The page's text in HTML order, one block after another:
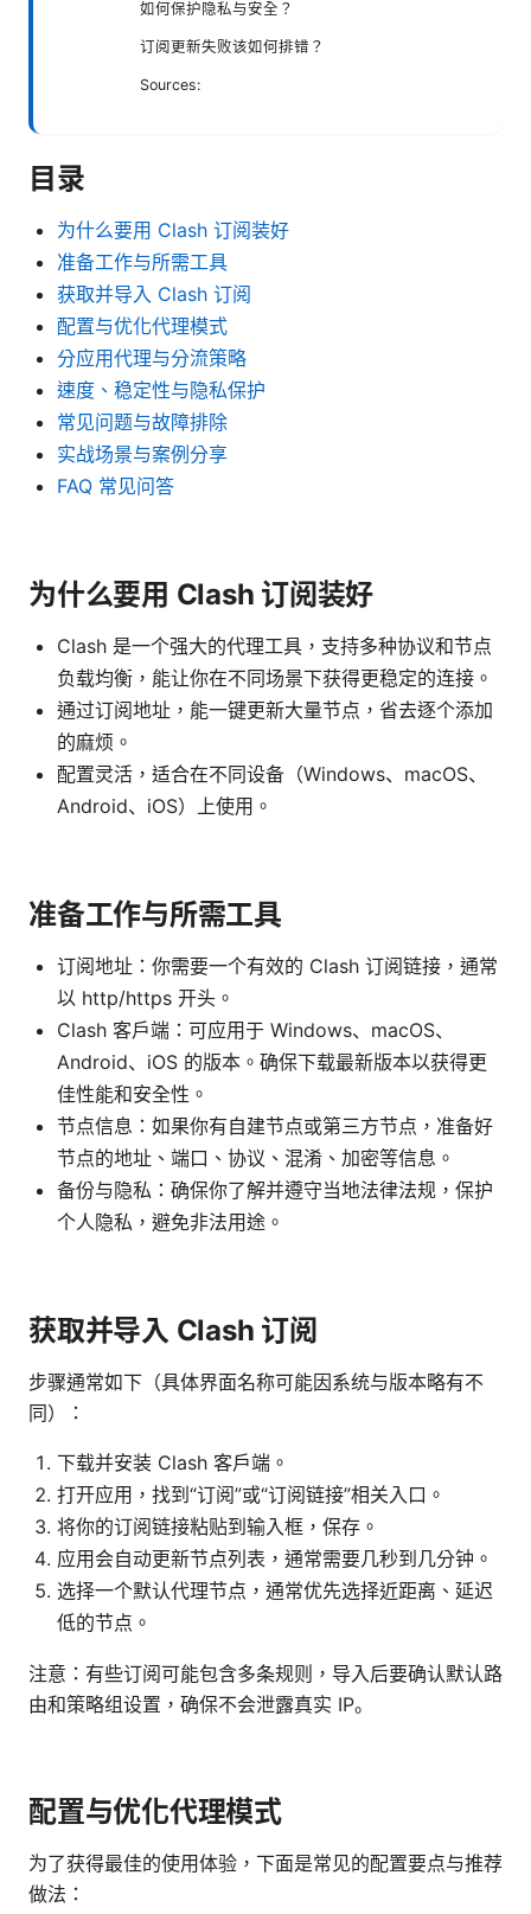
如何保护隐私与安全？
订阅更新失败该如何排错？
Sources:
目录
为什么要用 Clash 订阅装好
准备工作与所需工具
获取并导入 Clash 订阅
配置与优化代理模式
分应用代理与分流策略
速度、稳定性与隐私保护
常见问题与故障排除
实战场景与案例分享
FAQ 常见问答
为什么要用 Clash 订阅装好
Clash 是一个强大的代理工具，支持多种协议和节点
负载均衡，能让你在不同场景下获得更稳定的连接。
通过订阅地址，能一键更新大量节点，省去逐个添加
的麻烦。
配置灵活，适合在不同设备（Windows、macOS、
Android、iOS）上使用。
准备工作与所需工具
订阅地址：你需要一个有效的 Clash 订阅链接，通常
以 http/https 开头。
Clash 客户端：可应用于 Windows、macOS、
Android、iOS 的版本。确保下载最新版本以获得更
佳性能和安全性。
节点信息：如果你有自建节点或第三方节点，准备好
节点的地址、端口、协议、混淆、加密等信息。
备份与隐私：确保你了解并遵守当地法律法规，保护
个人隐私，避免非法用途。
获取并导入 Clash 订阅
步骤通常如下（具体界面名称可能因系统与版本略有不
同）：
下载并安装 Clash 客户端。
打开应用，找到“订阅”或“订阅链接”相关入口。
将你的订阅链接粘贴到输入框，保存。
应用会自动更新节点列表，通常需要几秒到几分钟。
选择一个默认代理节点，通常优先选择近距离、延迟
低的节点。
注意：有些订阅可能包含多条规则，导入后要确认默认路
由和策略组设置，确保不会泄露真实 IP。
配置与优化代理模式
为了获得最佳的使用体验，下面是常见的配置要点与推荐
做法：